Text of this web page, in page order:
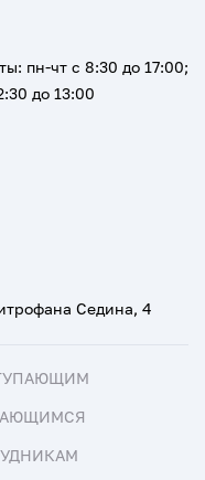
Седина, 4
пн-чт с 8:30 до 17:00;
до 13:00